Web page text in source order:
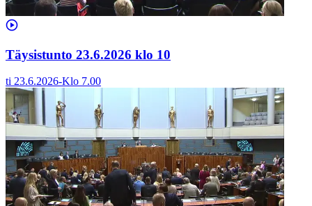
Täysistunto 23.6.2026 klo 10
ti 23.6.2026-Klo 7.00